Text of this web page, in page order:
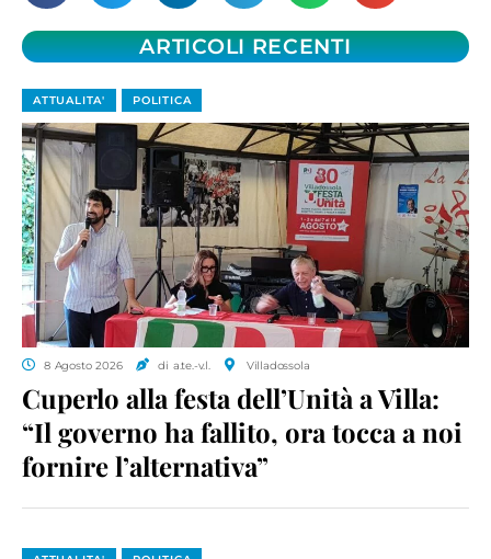
ARTICOLI RECENTI
ATTUALITA' POLITICA
8 Agosto 2026 di a.te.-v.l. Villadossola
Cuperlo alla festa dell’Unità a Villa:
“Il governo ha fallito, ora tocca a noi
fornire l’alternativa”